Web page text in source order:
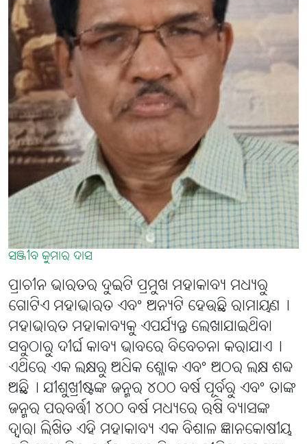
ସଞ୍ଜୀବ କୁମାର ଦାସ
ପ୍ରାଚୀନ ଭାରତର ଦୁଇଟି ପ୍ରମୁଖ ମହାକାବ୍ୟ ମଧ୍ୟରୁ
ଗୋଟିଏ ମହାଭାରତ ଏବଂ ଅନ୍ୟଟି ହେଉଛି ରାମାୟଣ୤
ମହାଭାରତ ମହାକାବ୍ୟକୁ ଏପର୍ଯ୍ୟନ୍ତ ଲେଖାଯାଇଥିବା
ସବୁଠାରୁ ଦୀର୍ଘ କାବ୍ୟ ଭାବରେ ବିବେଚନା କରାଯାଏ୤
ଏଥିରେ ଏକ ଲକ୍ଷରୁ ଅଧିକ ଶ୍ଳୋକ ଏବଂ ଅଠର ଲକ୍ଷ ଶବ୍ଦ
ଅଛି୤ ଯୀଶୁଖ୍ରୀଷ୍ଟଙ୍କ ଜନ୍ମର ୪୦୦ ବର୍ଷ ପୂର୍ବରୁ ଏବଂ ତାଙ୍କ
ଜନ୍ମର ପରବର୍ତ୍ତୀ ୪୦୦ ବର୍ଷ ମଧ୍ୟରେ ଋଷି ବ୍ୟାସଙ୍କ
ଦ୍ୱାରା ଲିଖିତ ଏହି ମହାକାବ୍ୟ ଏକ ବିଶାଳ ଜ୍ଞାନକୋଷୀୟ